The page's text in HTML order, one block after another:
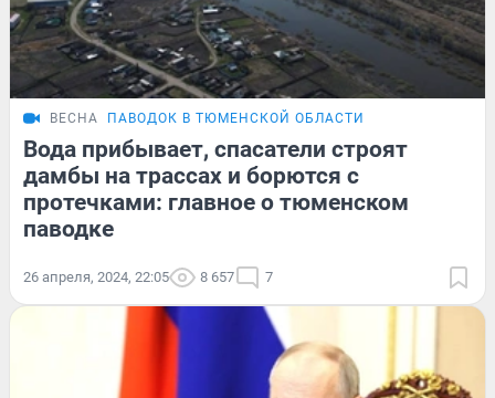
ВЕСНА ПАВОДОК В ТЮМЕНСКОЙ ОБЛАСТИ
Вода прибывает, спасатели строят
дамбы на трассах и борются с
протечками: главное о тюменском
паводке
26 апреля, 2024, 22:05 8 657 7